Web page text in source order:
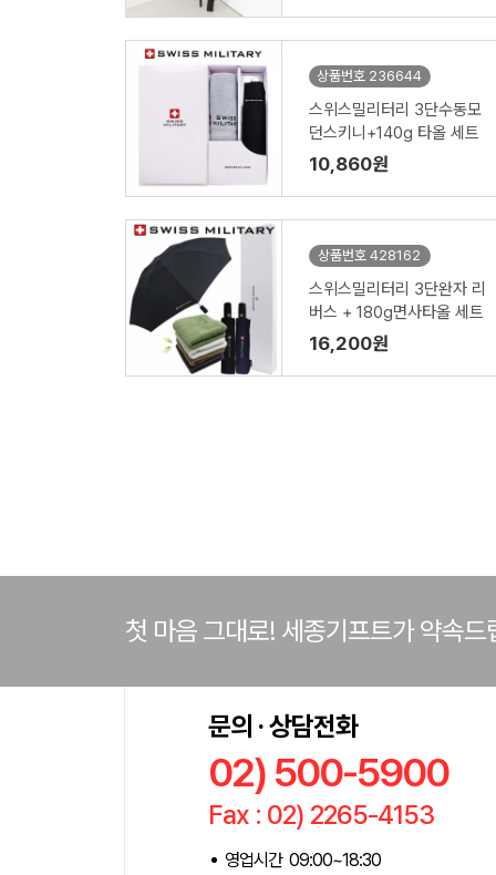
상품번호 236644
스위스밀리터리 3단수동모
던스키니+140g 타올 세트
10,860원
상품번호 428162
스위스밀리터리 3단완자 리
버스 + 180g면사타올 세트
16,200원
첫 마음 그대로! 세종기프트가 약속드
문의 · 상담전화
02) 500-5900
Fax : 02) 2265-4153
영업시간 09:00~18:30